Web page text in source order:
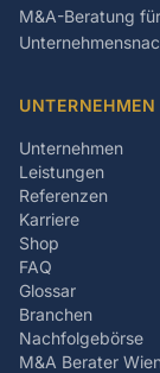
M&A-Beratung
UNTERNEHMEN
Unternehmen
Leistungen
Referenzen
Karriere
Shop
FAQ
Glossar
Branchen
Nachfolgebörse
M&A Berater